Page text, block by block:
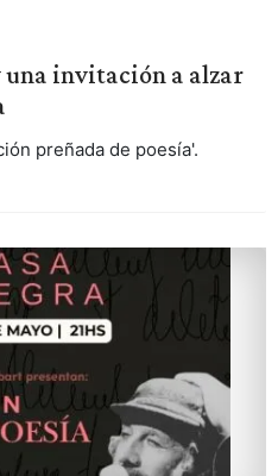
invitación a alzar
preñada de poesía'.